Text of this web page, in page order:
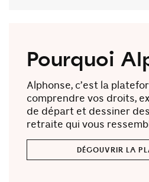
Pourquoi
Alphonse, c’est la
comprendre vos droits,
de départ et dessiner
retraite qui vous
DÉCOUVRIR LA